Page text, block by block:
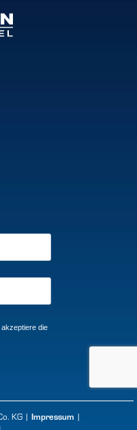
die
KG | Impressum |